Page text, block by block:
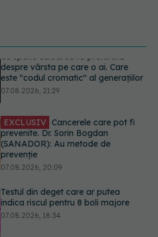
EXCLUSIV Cancerele care pot fi
prevenite. Dr. Sorin Bogdan
(SANADOR): Au metode de
07.08.2026, 20:09
Testul din deget care ar putea
indica riscul pentru 8 boli majore
07.08.2026, 18:34
Dieta care poate crește brusc
colesterolul. Cine este mai expus